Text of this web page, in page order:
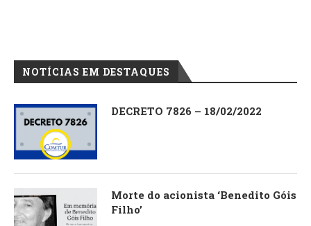
NOTÍCIAS EM DESTAQUES
DECRETO 7826 – 18/02/2022
Morte do acionista ‘Benedito Góis
Filho’